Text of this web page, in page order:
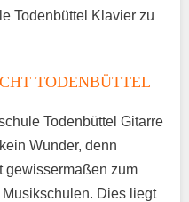
Todenbüttel Klavier zu
TODENBÜTTEL
Todenbüttel Gitarre
Wunder, denn
gewissermaßen zum
Dies liegt